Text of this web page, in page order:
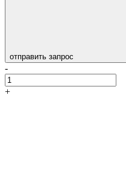
отправить запрос
-
+